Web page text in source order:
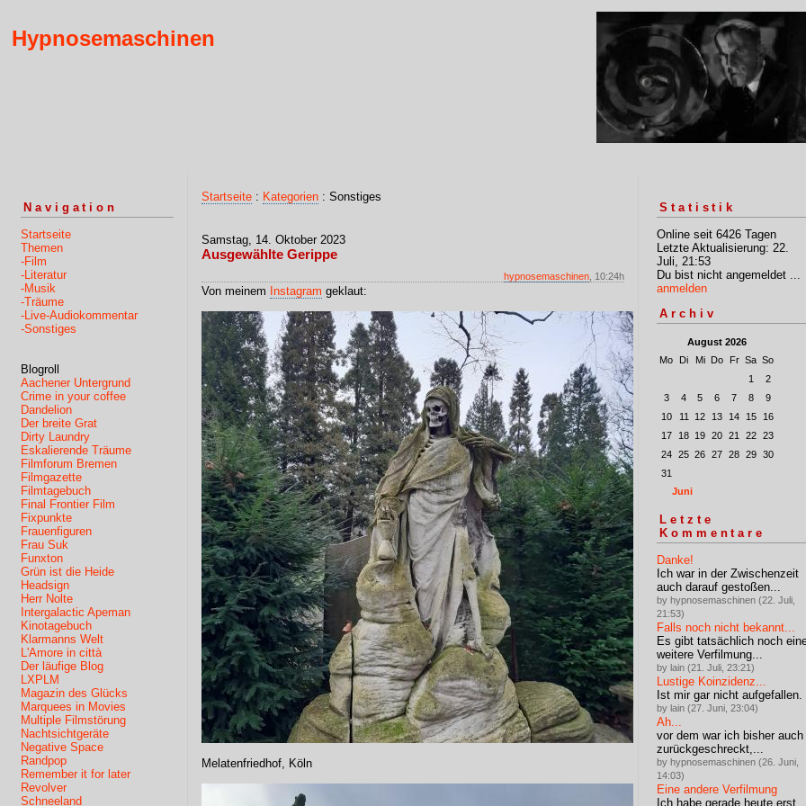
Hypnosemaschinen
Navigation
Startseite
Themen
-Film
-Literatur
-Musik
-Träume
-Live-Audiokommentar
-Sonstiges
Blogroll
Aachener Untergrund
Crime in your coffee
Dandelion
Der breite Grat
Dirty Laundry
Eskalierende Träume
Filmforum Bremen
Filmgazette
Filmtagebuch
Final Frontier Film
Fixpunkte
Frauenfiguren
Frau Suk
Funxton
Grün ist die Heide
Headsign
Herr Nolte
Intergalactic Apeman
Kinotagebuch
Klarmanns Welt
L'Amore in città
Der läufige Blog
LXPLM
Magazin des Glücks
Marquees in Movies
Multiple Filmstörung
Nachtsichtgeräte
Negative Space
Randpop
Remember it for later
Revolver
Schneeland
Startseite : Kategorien : Sonstiges
Samstag, 14. Oktober 2023
Ausgewählte Gerippe
hypnosemaschinen , 10:24h
Von meinem Instagram geklaut:
Melatenfriedhof, Köln
Statistik
Online seit 6426 Tagen
Letzte Aktualisierung: 22.
Juli, 21:53
Du bist nicht angemeldet ...
anmelden
Archiv
August 2026
Mo
Di Mi Do Fr Sa So
1
2
3
4 5 6 7 8
9
10
11 12 13 14 15
16
17
18 19 20 21 22
23
24
25 26 27 28 29
30
31
Juni
Letzte
Kommentare
Danke!
Ich war in der Zwischenzeit
auch darauf gestoßen...
by hypnosemaschinen (22. Juli,
21:53)
Falls noch nicht bekannt...
Es gibt tatsächlich noch
weitere Verfilmung...
by lain (21. Juli, 23:21)
Lustige Koinzidenz...
Ist mir gar nicht aufgefallen.
by lain (27. Juni, 23:04)
Ah...
vor dem war ich bisher auch
zurückgeschreckt,...
by hypnosemaschinen (26. Juni,
14:03)
Eine andere Verfilmung
Ich habe gerade heute erst